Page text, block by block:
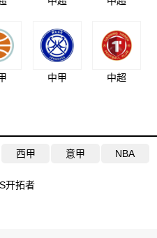
中甲 中超
西甲 意甲 NBA
开拓者